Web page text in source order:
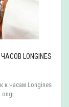
ПО МОДЕЛИ
ремешок к
EPOS